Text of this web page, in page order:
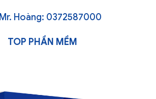
Mr. Hoàng: 0372587000
TOP PHẦN MỀM